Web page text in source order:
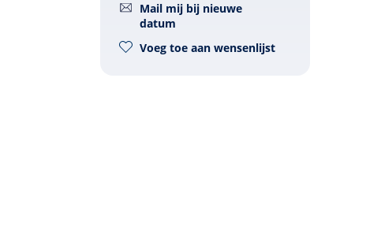
Mail mij bij nieuwe
datum
Voeg toe aan wensenlijst